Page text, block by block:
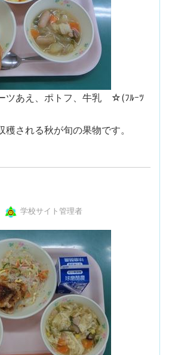
ツあえ、ポトフ、牛乳 ☆(ﾌﾙｰﾂ
される秋が旬の果物です。
学校サイト管理者